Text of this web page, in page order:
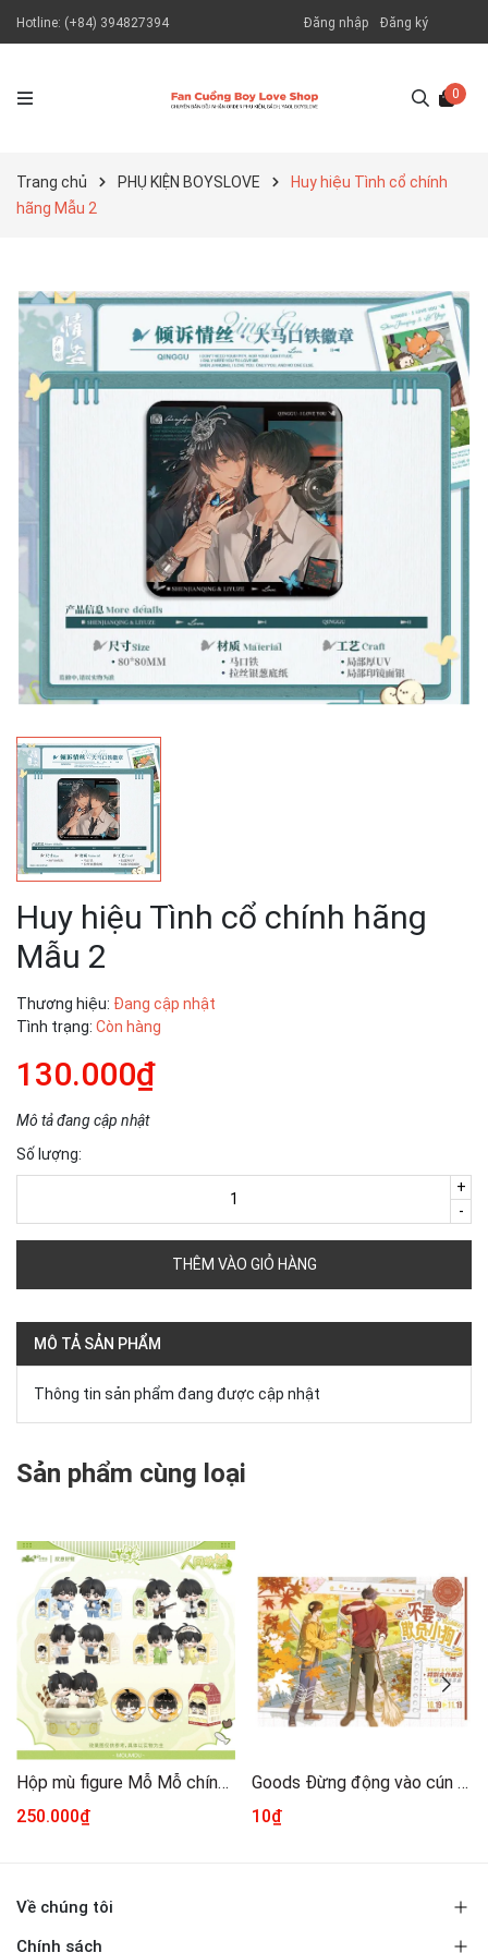
Hotline: (+84) 394827394 Đăng nhập Đăng ký
0
Trang chủ PHỤ KIỆN BOYSLOVE
Huy hiệu Tình cổ chính
hãng Mẫu 2
Huy hiệu Tình cổ chính hãng
Mẫu 2
Thương hiệu: Đang cập nhật
Tình trạng: Còn hàng
130.000₫
Mô tả đang cập nhật
Số lượng:
-
+
THÊM VÀO GIỎ HÀNG
MÔ TẢ SẢN PHẨM
Thông tin sản phẩm đang được cập nhật
Sản phẩm cùng loại
Hộp mù figure Mỗ Mỗ chính hãng Mẫu 1
250.000₫
Goods Đừng động vào cún con chính hãng Mẫu 1 [Tổng hợp]
10₫
Về chúng tôi
Chính sách